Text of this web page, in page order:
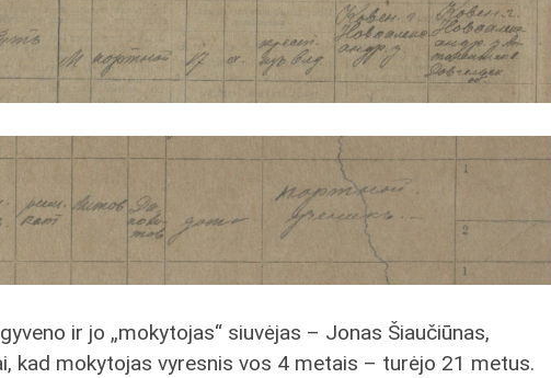
ir jo „mokytojas“ siuvėjas – Jonas Šiaučiūnas,
kad mokytojas vyresnis vos 4 metais – turėjo 21 metus.